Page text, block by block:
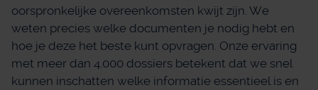
oorspronkelijke overeenkomsten kwijt zijn. We
weten precies welke documenten je nodig hebt en
hoe je deze het beste kunt opvragen. Onze ervaring
met meer dan 4.000 dossiers betekent dat we snel
kunnen inschatten welke informatie essentieel is en